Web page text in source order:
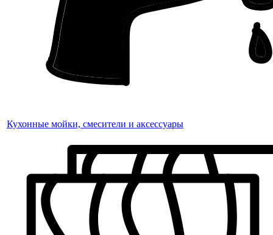
Кухонные мойки, смесители и аксессуары